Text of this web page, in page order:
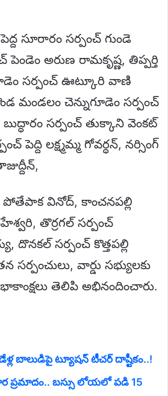
సూరారం సర్పంచ్ గుండె
అరుణ రామకృష్ణ, తిప్పర్తి
సర్పంచ్ ఊట్కూరి వాణి
మండలం చెన్నుగూడెం సర్పంచ్
సర్పంచ్ తుక్కాని వెంకట్
పెద్ది లక్ష్మమ్మ గోవర్ధన్, నర్సింగ్
పోతేపాక వినోద్, కాంచనపల్లి
తొర్రగల్ సర్పంచ్
సర్పంచ్ కొత్తపల్లి
వార్డు సభ్యులకు
తెలిపి అభినందించారు.
బాలుడిపై ట్యూషన్ టీచర్ దాష్టీకం..!
ప్రమాదం.. బస్సు లోయలో పడి 15